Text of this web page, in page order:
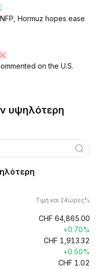
Hormuz hopes ease
on the U.S.
υψηλότερη
Τιμή και 24ώρες%
CHF 64,865.00
+0.70%
CHF 1,913.32
+0.50%
CHF 1.02